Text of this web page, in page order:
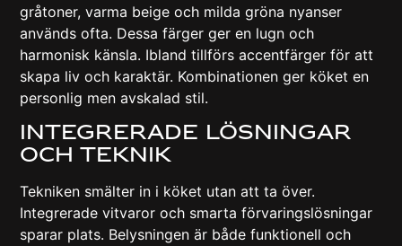
gråtoner, varma beige och milda gröna nyanser
används ofta. Dessa färger ger en lugn och
harmonisk känsla. Ibland tillförs accentfärger för att
skapa liv och karaktär. Kombinationen ger köket en
personlig men avskalad stil.
Integrerade Lösningar
Och Teknik
Tekniken smälter in i köket utan att ta över.
Integrerade vitvaror och smarta förvaringslösningar
sparar plats. Belysningen är både funktionell och